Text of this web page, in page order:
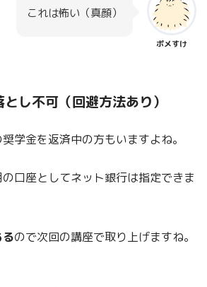
ポメすけ
これは怖い（真顔）
し不可（回避方法あり）
学金を返済中の方もいますよね。
口座としてネット銀行は指定できま
ので次回の講座で取り上げますね。